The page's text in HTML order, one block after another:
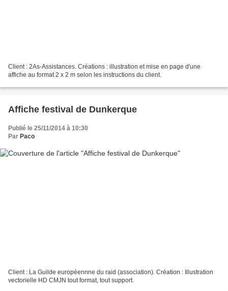
Client : 2As-Assistances. Créations : illustration et mise en page d'une
affiche au format 2 x 2 m selon les instructions du client.
Affiche festival de Dunkerque
Publié le 25/11/2014 à 10:30
Par Paco
Client : La Guilde européennne du raid (association). Création : Illustration
vectorielle HD CMJN tout format, tout support.